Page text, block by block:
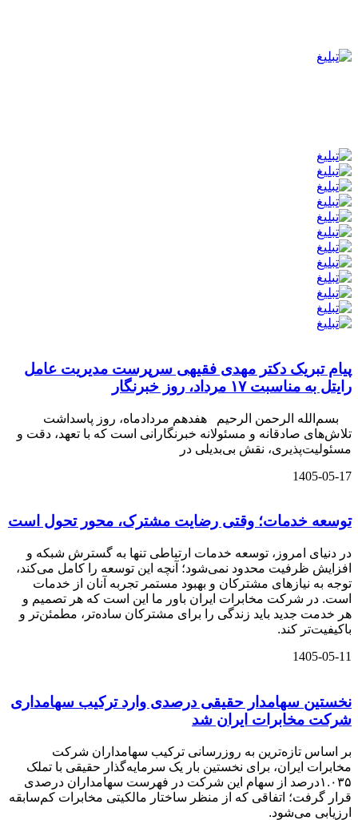
پیام تبریک دکتر مهدی فقیهی سرپرست مدیریت عامل
رایتل به مناسبت ۱۷ مرداد، روز خبرنگار
بسم‌الله الرحمن الرحیم هفدهم مردادماه، روز پاسداشت
تلاش‌های صادقانه و مسئولانه خبرنگارانی است که با تعهد، دقت و
مسئولیت‌پذیری، نقش بی‌بدیلی در
1405-05-17
توسعه خدمات؛ وقتی رضایت مشترک، محور تحول است
در دنیای امروز، توسعه خدمات ارتباطی تنها به گسترش شبکه و
افزایش ظرفیت محدود نمی‌شود؛ آنچه این توسعه را کامل می‌کند،
توجه به نیازهای مشترکان و بهبود مستمر تجربه آنان از خدمات
است. در شرکت مخابرات ایران باور ما این است که هر تصمیم و
هر خدمت جدید باید زندگی را برای مشترکان ساده‌تر، مطمئن‌تر و
باکیفیت‌تر کند.
1405-05-11
نخستین سهامدار حقیقی درصدی وارد ترکیب سهامداری
شرکت مخابرات ایران شد
بر اساس تازه‌ترین به‌ روزرسانی ترکیب سهامداران شرکت
مخابرات ایران، برای نخستین بار یک سرمایه‌گذار حقیقی با تملک
۱.۰۳۵درصد از سهام این شرکت در فهرست سهامداران درصدی
قرار گرفت؛ اتفاقی که از منظر ساختار مالکیتی مخابرات کم‌سابقه
ارزیابی می‌شود.